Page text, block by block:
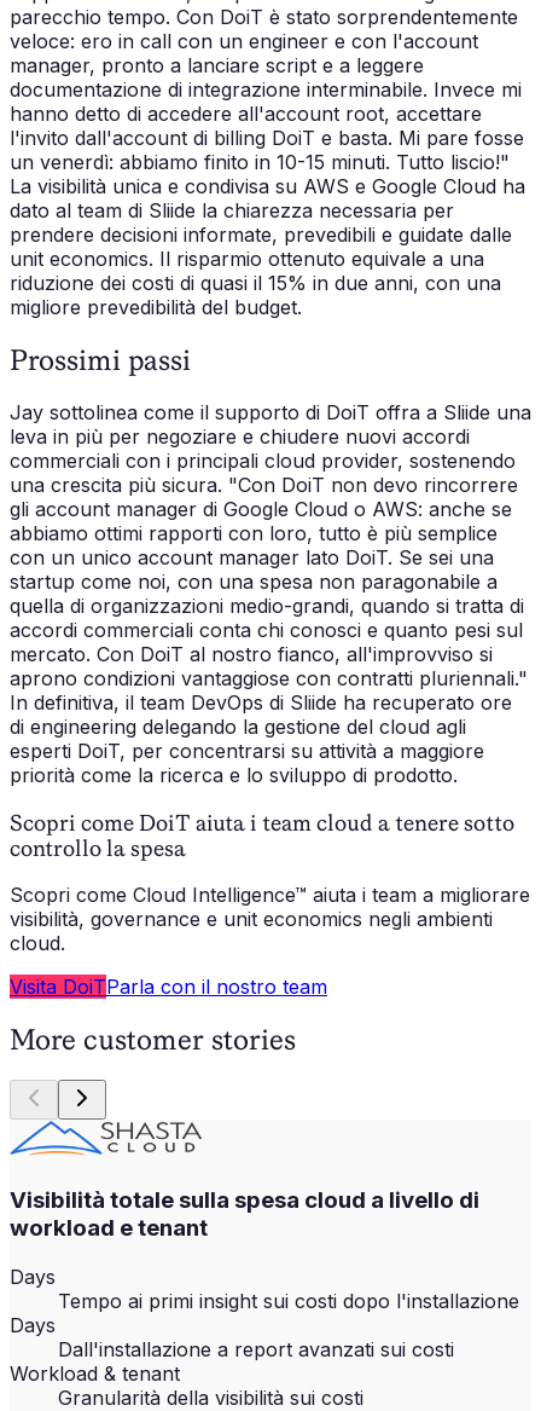
parecchio tempo. Con DoiT è stato sorprendentemente
veloce: ero in call con un engineer e con l'account
manager, pronto a lanciare script e a leggere
documentazione di integrazione interminabile. Invece mi
hanno detto di accedere all'account root, accettare
l'invito dall'account di billing DoiT e basta. Mi pare fosse
un venerdì: abbiamo finito in 10-15 minuti. Tutto liscio!"
La visibilità unica e condivisa su AWS e Google Cloud ha
dato al team di Sliide la chiarezza necessaria per
prendere decisioni informate, prevedibili e guidate dalle
unit economics. Il risparmio ottenuto equivale a una
riduzione dei costi di quasi il 15% in due anni, con una
migliore prevedibilità del budget.
Prossimi passi
Jay sottolinea come il supporto di DoiT offra a Sliide una
leva in più per negoziare e chiudere nuovi accordi
commerciali con i principali cloud provider, sostenendo
una crescita più sicura. "Con DoiT non devo rincorrere
gli account manager di Google Cloud o AWS: anche se
abbiamo ottimi rapporti con loro, tutto è più semplice
con un unico account manager lato DoiT. Se sei una
startup come noi, con una spesa non paragonabile a
quella di organizzazioni medio-grandi, quando si tratta di
accordi commerciali conta chi conosci e quanto pesi sul
mercato. Con DoiT al nostro fianco, all'improvviso si
aprono condizioni vantaggiose con contratti pluriennali."
In definitiva, il team DevOps di Sliide ha recuperato ore
di engineering delegando la gestione del cloud agli
esperti DoiT, per concentrarsi su attività a maggiore
priorità come la ricerca e lo sviluppo di prodotto.
Scopri come DoiT aiuta i team cloud a tenere sotto
controllo la spesa
Scopri come Cloud Intelligence™ aiuta i team a migliorare
visibilità, governance e unit economics negli ambienti
cloud.
Visita DoiTParla con il nostro team
More customer stories
Visibilità totale sulla spesa cloud a livello di
workload e tenant
Days
Tempo ai primi insight sui costi dopo l'installazione
Days
Dall'installazione a report avanzati sui costi
Workload & tenant
Granularità della visibilità sui costi